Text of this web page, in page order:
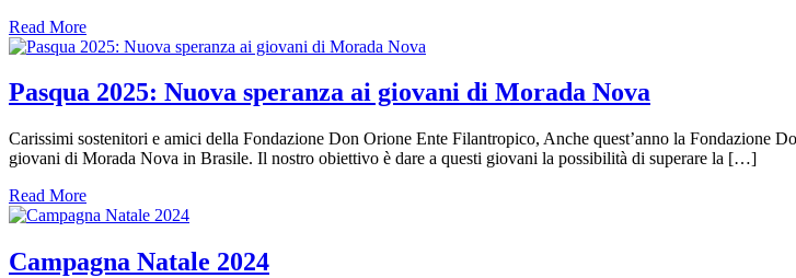
Read More
Pasqua 2025: Nuova speranza ai giovani di Morada Nova
Carissimi sostenitori e amici della Fondazione Don Orione Ente Filantropico, Anche quest’anno la Fondazione
giovani di Morada Nova in Brasile. Il nostro obiettivo è dare a questi giovani la possibilità di superare la […]
Read More
Campagna Natale 2024